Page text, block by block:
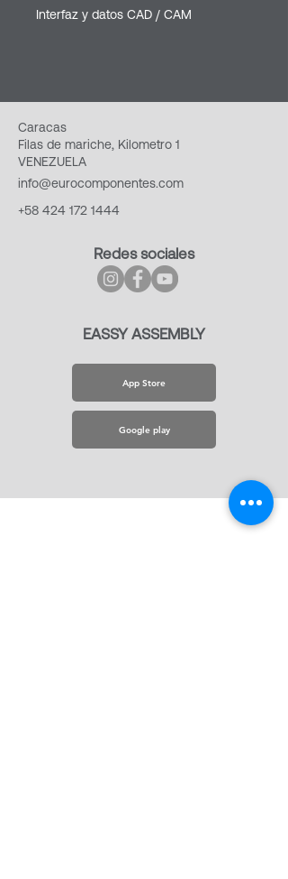
Interfaz y datos CAD / CAM
Caracas
Filas de mariche, Kilometro 1
VENEZUELA
info@eurocomponentes.com
+58 424 172 1444
Redes sociales
EASSY ASSEMBLY
App Store
Google play